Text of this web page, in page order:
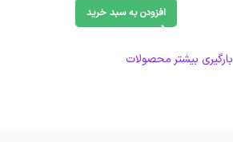
افزودن به سبد خرید
بارگیری بیشتر محصولات